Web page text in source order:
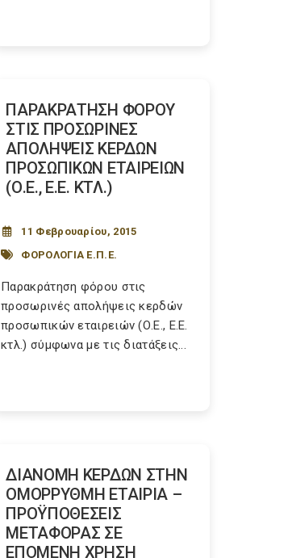
ΠΑΡΑΚΡΑΤΗΣΗ ΦΟΡΟΥ
ΣΤΙΣ ΠΡΟΣΩΡΙΝΕΣ
ΑΠΟΛΗΨΕΙΣ ΚΕΡΔΩΝ
ΠΡΟΣΩΠΙΚΩΝ ΕΤΑΙΡΕΙΩΝ
(Ο.Ε., Ε.Ε. ΚΤΛ.)
11 Φεβρουαρίου, 2015
ΦΟΡΟΛΟΓΙΑ Ε.Π.Ε.
Παρακράτηση φόρου στις
προσωρινές απολήψεις κερδών
προσωπικών εταιρειών (Ο.Ε., Ε.Ε.
κτλ.) σύμφωνα με τις διατάξεις...
ΔΙΑΝΟΜΗ ΚΕΡΔΩΝ ΣΤΗΝ
ΟΜΟΡΡΥΘΜΗ ΕΤΑΙΡΙΑ –
ΠΡΟΫΠΟΘΕΣΕΙΣ
ΜΕΤΑΦΟΡΑΣ ΣΕ
ΕΠΟΜΕΝΗ ΧΡΗΣΗ